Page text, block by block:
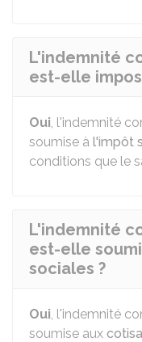
L'indemnité
est-elle
Oui, l'indemnité
soumise à l'impôt
conditions que le
L'indemnité
est-elle
sociales ?
Oui, l'indemnité
soumise aux